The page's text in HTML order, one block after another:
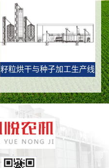
籽粒烘干与种子加工生产线